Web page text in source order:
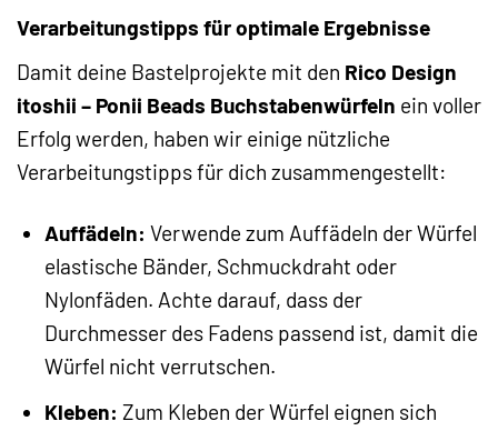
Verarbeitungstipps für optimale Ergebnisse
Damit deine Bastelprojekte mit den Rico Design
itoshii – Ponii Beads Buchstabenwürfeln ein voller
Erfolg werden, haben wir einige nützliche
Verarbeitungstipps für dich zusammengestellt:
Auffädeln: Verwende zum Auffädeln der Würfel
elastische Bänder, Schmuckdraht oder
Nylonfäden. Achte darauf, dass der
Durchmesser des Fadens passend ist, damit die
Würfel nicht verrutschen.
Kleben: Zum Kleben der Würfel eignen sich